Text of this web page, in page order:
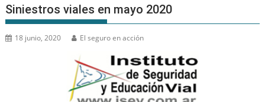
Siniestros viales en mayo 2020
18 junio, 2020 El seguro en acción